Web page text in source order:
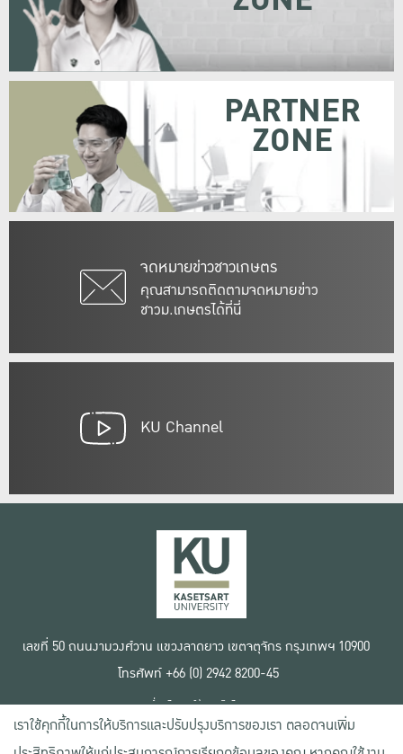
จดหมายข่าวชาวเกษตร
คุณสามารถติดตามจดหมายข่าว
ชาวม.เกษตรได้ที่นี่
PARTNER
ZONE
KU Channel
เลขที่ 50 ถนนงามวงศ์วาน แขวงลาดยาว เขตจตุจักร กรุงเทพฯ 10900
โทรศัพท์ +66 (0) 2942 8200-45
เงื่อนไขการใช้งานเว็บไซต์
ข้อตกลงด้านสิทธิ์ใช้งาน
นโยบายความเป็นส่วนตัว
เราใช้คุกกี้ในการให้บริการและปรับปรุงบริการของเรา ตลอดจนเพิ่ม